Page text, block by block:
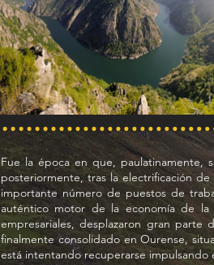
Fue la época en que, paulatinamente,
posteriormente, tras la electrificación
importante número de puestos de
auténtico motor de la economía de la
empresariales, desplazaron gran
finalmente consolidado en Ourense,
está intentando recuperarse